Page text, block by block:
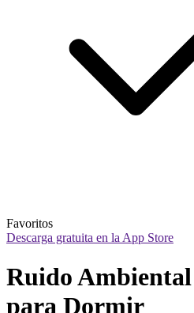
Favoritos
Descarga gratuita en la App Store
Ruido
para Dormir